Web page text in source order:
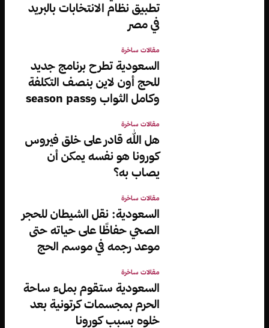
تطبيق نظام الانتخابات بالبريد
في مصر
مقالات ساخرة
السعودية تطرح برنامج جديد
للحج أون لاين بنصف التكلفة
وكامل الثواب وseason pass
مقالات ساخرة
هل الله قادر على خلق فيروس
كورونا هو نفسه يمكن أن
يصاب به؟
مقالات ساخرة
السعودية: نقل الشيطان للحجر
الصحي حفاظًا على حياته حتى
موعد رجمه في موسم الحج
مقالات ساخرة
السعودية ستقوم بملء ساحة
الحرم بمجسمات كرتونية بعد
خلوه بسبب كورونا